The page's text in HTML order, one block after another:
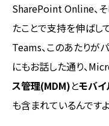
SharePoint Online、
たことで支持を伸ばし
Teams、このあたりが
にもお話した通り、
ス管理(MDM)とモバ
も含まれているんですよ